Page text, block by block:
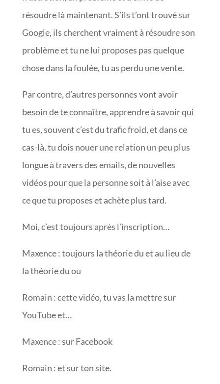
résoudre là maintenant. S’ils t’ont trouvé sur
Google, ils cherchent vraiment à résoudre son
problème et tu ne lui proposes pas quelque
chose dans la foulée, tu as perdu une vente.
Par contre, d’autres personnes vont avoir
besoin de te connaître, apprendre à savoir qui
tu es, souvent c’est du trafic froid, et dans ce
cas-là, tu dois nouer une relation un peu plus
longue à travers des emails, de nouvelles
vidéos pour que la personne soit à l’aise avec
ce que tu proposes et achète plus tard.
Moi, c’est toujours après l’inscription…
Maxence : toujours la théorie du et au lieu de
la théorie du ou
Romain : cette vidéo, tu vas la mettre sur
YouTube et…
Maxence : sur Facebook
Romain : et sur ton site.